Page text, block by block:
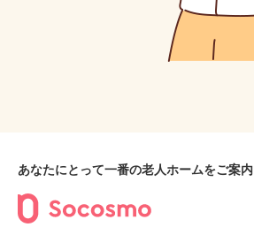
あなたにとって一番の老人ホームをご案内